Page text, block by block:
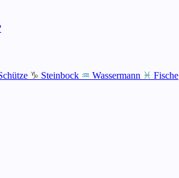
♑ Steinbock ♒ Wassermann ♓ Fische